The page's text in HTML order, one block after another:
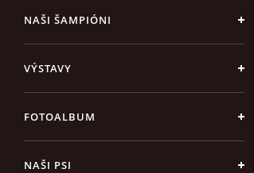
NAŠI ŠAMPIÓNI
VÝSTAVY
FOTOALBUM
NAŠI PSI